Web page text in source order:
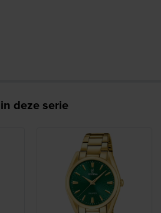
deze serie